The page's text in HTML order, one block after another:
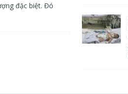
đặc biệt. Đó